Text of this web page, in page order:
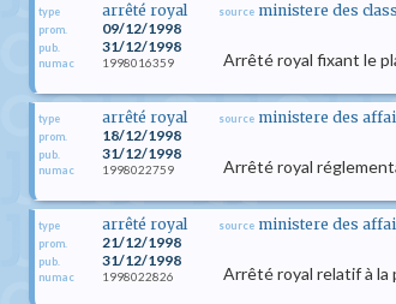
type arrêté royal
prom. 09/12/1998
pub. 31/12/1998
numac 1998016359
source ministere des
Arrêté royal fixant le
type arrêté royal
prom. 18/12/1998
pub. 31/12/1998
numac 1998022759
source ministere des
Arrêté royal
type arrêté royal
prom. 21/12/1998
pub. 31/12/1998
numac 1998022826
source ministere des
Arrêté royal relatif à la